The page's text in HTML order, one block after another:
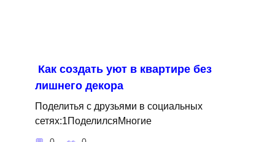
Как создать уют в квартире без
лишнего декора
Поделитья с друзьями в социальных
сетях:1ПоделилсяМногие